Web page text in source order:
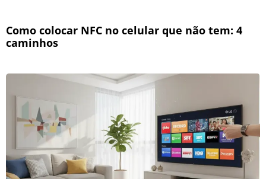
Como colocar NFC no celular que não tem: 4
caminhos